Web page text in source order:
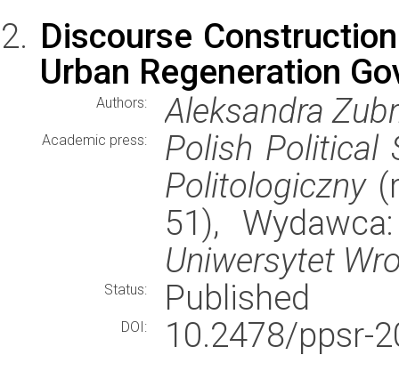
Discourse
Urban Regeneration
Authors: Aleksandra
Academic press:
Polish Political
Politologiczny
51),
Uniwersytet
Status: Published
DOI:
10.2478/ppsr-